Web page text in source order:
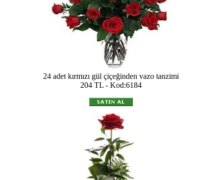
24 adet kırmızı gül çiçeğinden vazo tanzimi
204 TL - Kod:6184